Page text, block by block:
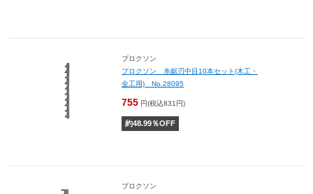
プロクソン
プロクソン 糸鋸刃中目10本セット(木工・
金工用) No.28095
755 円(税込831円)
約48.99％OFF
プロクソン